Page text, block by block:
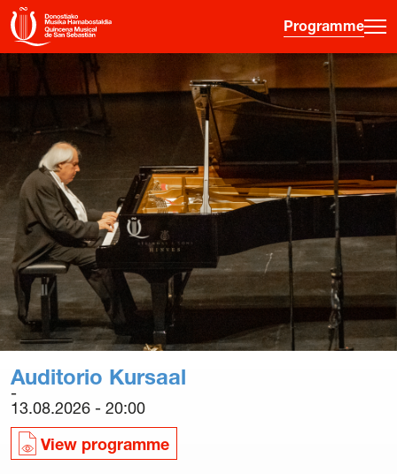
Programme
ES · EU · FR · EN
Programme
Informations sur les billets
Quinzaine musicale
Histoire
Éditions précédentes
Affiches
Salles
42 Cours International Orgue Romantique
La quinzaine verte
Auditorio Kursaal
13.08.2026 - 20:00
View programme